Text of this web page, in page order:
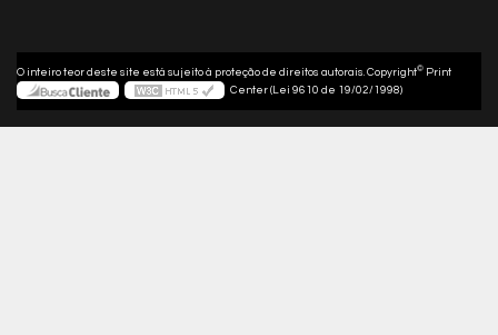
O inteiro teor deste site está sujeito à proteção de direitos autorais. Copyright© Print
Center (Lei 9610 de 19/02/1998)